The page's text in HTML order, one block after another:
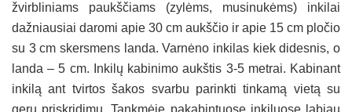
žvirbliniams paukščiams (zylėms, musinukėms) inkilai
dažniausiai daromi apie 30 cm aukščio ir apie 15 cm pločio
su 3 cm skersmens landa. Varnėno inkilas kiek didesnis, o
landa – 5 cm. Inkilų kabinimo aukštis 3-5 metrai. Kabinant
inkilą ant tvirtos šakos svarbu parinkti tinkamą vietą su